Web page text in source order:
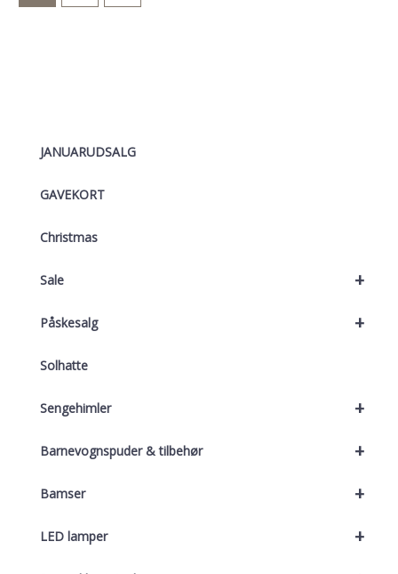
JANUARUDSALG
GAVEKORT
Christmas
+
Sale
+
Påskesalg
Solhatte
+
Sengehimler
+
Barnevognspuder & tilbehør
+
Bamser
+
LED lamper